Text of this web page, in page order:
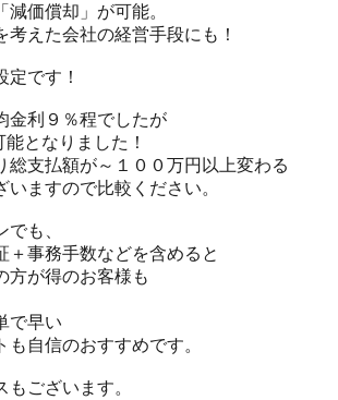
価償却」が可能。
えた会社の経営手段にも！
定です！
利９％程でしたが
となりました！
支払額が～１００万円以上変わる
ますので比較ください。
も、
事務手数などを含めると
が得のお客様も
早い
自信のおすすめです。
ございます。